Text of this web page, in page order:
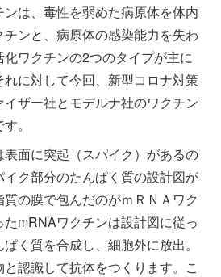
は、毒性を弱めた病原体を体内
ンと、病原体の感染能力を失わ
ワクチンの2つのタイプが主に
に対して今回、新型コロナ対策
ザー社とモデルナ社のワクチン
。
面に突起（スパイク）があるの
ク部分のたんぱく質の設計図が
の膜で包んだのがｍＲＮＡワク
mRNAワクチンは設計図に従っ
く質を合成し、細胞外に放出。
認識して抗体をつくります。こ